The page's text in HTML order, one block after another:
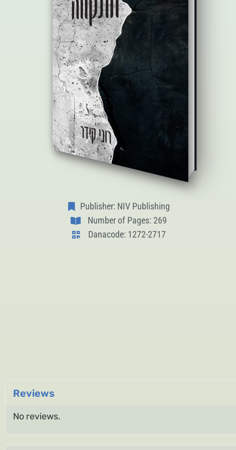
Publisher: NIV Publishing
Number of Pages: 269
Danacode: 1272-2717
Reviews
No reviews.